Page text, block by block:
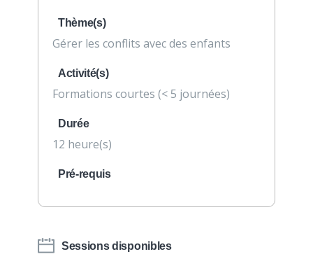
Thème(s)
Gérer les conflits avec des enfants
Activité(s)
Formations courtes (< 5 journées)
Durée
12 heure(s)
Pré-requis
Sessions disponibles